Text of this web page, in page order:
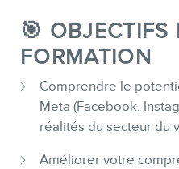
🎯 OBJECTIFS
FORMATION
Comprendre le
Meta (Facebook,
réalités du secteur du
Améliorer votre